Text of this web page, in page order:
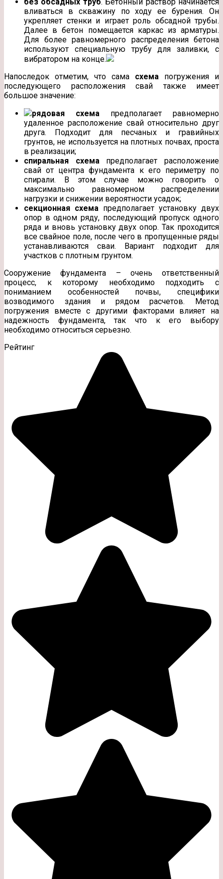
вливаться в скважину по ходу ее бурения. Он
укрепляет стенки и играет роль обсадной трубы.
Далее в бетон помещается каркас из арматуры.
Для более равномерного распределения бетона
используют специальную трубу для заливки, с
вибратором на конце.
Напоследок отметим, что сама схема погружения и
последующего расположения свай также имеет
большое значение:
рядовая схема предполагает равномерно
удаленное расположение свай относительно друг
друга. Подходит для песчаных и гравийных
грунтов, не используется на плотных почвах, проста
в реализации;
спиральная схемапредполагает расположение
свай от центра фундамента к его периметру по
спирали. В этом случае можно говорить о
максимально равномерном распределении
нагрузки и снижении вероятности усадок;
секционная схема предполагает установку двух
опор в одном ряду, последующий пропуск одного
ряда и вновь установку двух опор. Так проходится
все свайное поле, после чего в пропущенные ряды
устанавливаются сваи. Вариант подходит для
участков с плотным грунтом.
Сооружение фундамента – очень ответственный
процесс, к которому необходимо подходить с
пониманием особенностей почвы, специфики
возводимого здания и рядом расчетов. Метод
погружения вместе с другими факторами влияет на
надежность фундамента, так что к его выбору
необходимо относиться серьезно.
Рейтинг